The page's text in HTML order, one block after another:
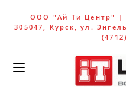
ООО "Ай Ти Центр" |
305047, Курск, ул.